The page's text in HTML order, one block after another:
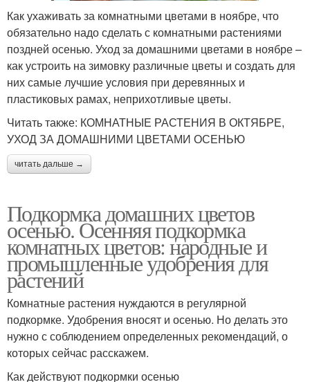
Как ухаживать за комнатными цветами в ноябре, что
обязательно надо сделать с комнатными растениями
поздней осенью. Уход за домашними цветами в ноябре –
как устроить на зимовку различные цветы и создать для
них самые лучшие условия при деревянных и
пластиковых рамах, неприхотливые цветы.
Читать также: КОМНАТНЫЕ РАСТЕНИЯ В ОКТЯБРЕ,
УХОД ЗА ДОМАШНИМИ ЦВЕТАМИ ОСЕНЬЮ
читать дальше →
Подкормка домашних цветов
осенью. Осенняя подкормка
комнатных цветов: народные и
промышленные удобрения для
растений
Комнатные растения нуждаются в регулярной
подкормке. Удобрения вносят и осенью. Но делать это
нужно с соблюдением определенных рекомендаций, о
которых сейчас расскажем.
Как действуют подкормки осенью